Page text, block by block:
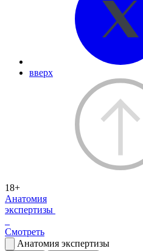
вверх
18+
Анатомия
экспертизы
Смотреть
Анатомия экспертизы